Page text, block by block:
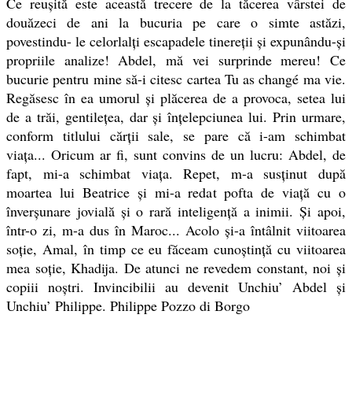
douăzeci de ani la bucuria pe care o simte astăzi,
povestindu- le celorlalți escapadele tinereții și expunându-și
propriile analize! Abdel, mă vei surprinde mereu! Ce
bucurie pentru mine să-i citesc cartea Tu as changé ma vie.
Regăsesc în ea umorul și plăcerea de a provoca, setea lui
de a trăi, gentilețea, dar și înțelepciunea lui. Prin urmare,
conform titlului cărții sale, se pare că i-am schimbat
viața... Oricum ar fi, sunt convins de un lucru: Abdel, de
fapt, mi-a schimbat viața. Repet, m-a susținut după
moartea lui Beatrice și mi-a redat pofta de viață cu o
înverșunare jovială și o rară inteligență a inimii. Și apoi,
într-o zi, m-a dus în Maroc... Acolo și-a întâlnit viitoarea
soție, Amal, în timp ce eu făceam cunoștință cu viitoarea
mea soție, Khadija. De atunci ne revedem constant, noi și
copiii noștri. Invincibilii au devenit Unchiu’ Abdel și
Unchiu’ Philippe. Philippe Pozzo di Borgo